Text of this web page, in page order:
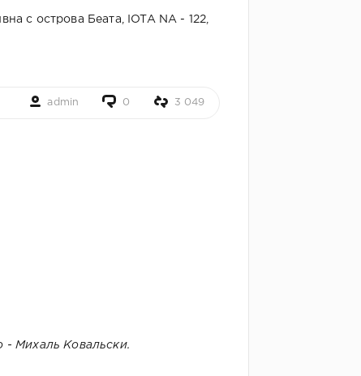
с острова Беата, IOTA NA - 122,
admin 0 3 049
- Михаль Ковальски.